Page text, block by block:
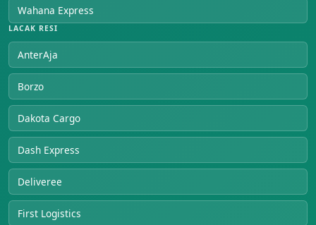
Wahana Express
LACAK RESI
AnterAja
Borzo
Dakota Cargo
Dash Express
Deliveree
First Logistics